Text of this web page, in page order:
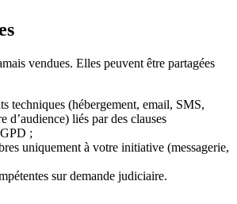
vendues. Elles peuvent être partagées
techniques (hébergement, email, SMS,
d’audience) liés par des clauses
;
uniquement à votre initiative (messagerie,
sur demande judiciaire.